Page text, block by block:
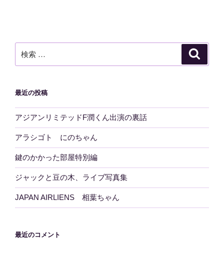
ン
索:
最近の投稿
アジアンリミテッドF潤くん出演の裏話
アラシゴト にのちゃん
鍵のかかった部屋特別編
ジャックと豆の木、ライブ写真集
JAPAN AIRLIENS 相葉ちゃん
最近のコメント